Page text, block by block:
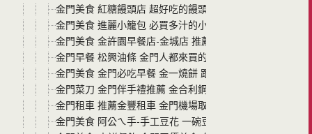
金門美食 紅糖饅頭店 超好吃的饅頭 老闆的用心吃得出來
金門美食 進麗小籠包 必買多汁的小籠包與一口吃水煎包
金門美食 金許園早餐店-金城店 推薦必吃美食-多汁的豬肉
金門早餐 松興油條 金門人都來買的現炸油條 絕對是金門美
金門美食 金門必吃早餐 金一燒餅 跟著排就對了 鹹甜都好
金門菜刀 金門伴手禮推薦 金合利鋼刀觀光工廠 買鋼刀還
金門租車 推薦金豐租車 金門機場取車好便利 汽機車都很
金門美食 阿公ㄟ手-手工豆花 一碗豆花$50元配料任選不限